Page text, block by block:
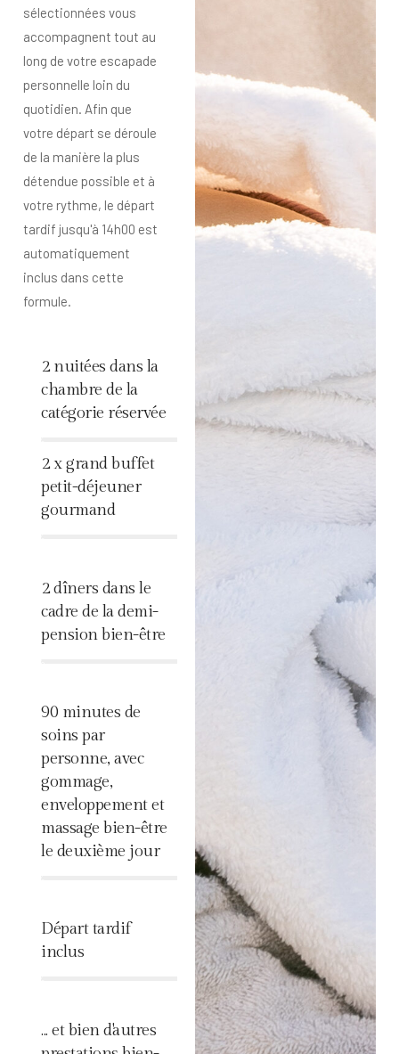
sélectionnées vous
accompagnent tout au
long de votre escapade
personnelle loin du
quotidien. Afin que
votre départ se déroule
de la manière la plus
détendue possible et à
votre rythme, le départ
tardif jusqu'à 14h00 est
automatiquement
inclus dans cette
formule.
2 nuitées dans la
chambre de la
catégorie réservée
2 x grand buffet
petit-déjeuner
gourmand
2 dîners dans le
cadre de la demi-
pension bien-être
90 minutes de
soins par
personne, avec
gommage,
enveloppement et
massage bien-être
le deuxième jour
Départ tardif
inclus
... et bien d'autres